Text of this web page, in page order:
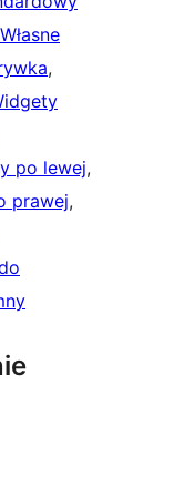
Własne
po lewej
prawej